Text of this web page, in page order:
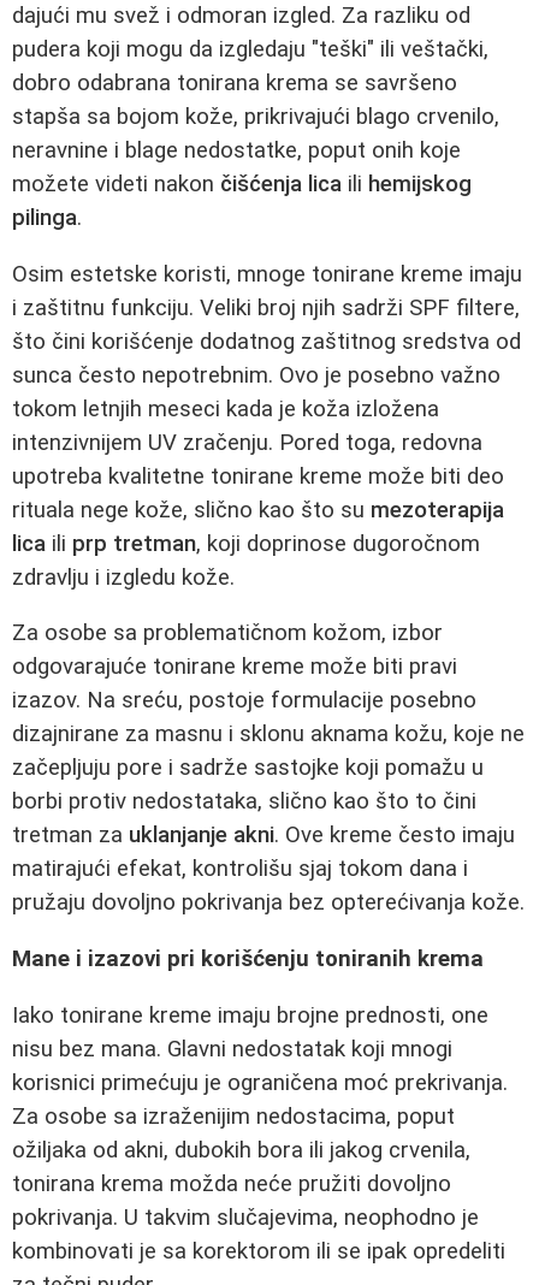
dajući mu svež i odmoran izgled. Za razliku od
pudera koji mogu da izgledaju "teški" ili veštački,
dobro odabrana tonirana krema se savršeno
stapša sa bojom kože, prikrivajući blago crvenilo,
neravnine i blage nedostatke, poput onih koje
možete videti nakon čišćenja lica ili hemijskog
pilinga.
Osim estetske koristi, mnoge tonirane kreme imaju
i zaštitnu funkciju. Veliki broj njih sadrži SPF filtere,
što čini korišćenje dodatnog zaštitnog sredstva od
sunca često nepotrebnim. Ovo je posebno važno
tokom letnjih meseci kada je koža izložena
intenzivnijem UV zračenju. Pored toga, redovna
upotreba kvalitetne tonirane kreme može biti deo
rituala nege kože, slično kao što su mezoterapija
lica ili prp tretman, koji doprinose dugoročnom
zdravlju i izgledu kože.
Za osobe sa problematičnom kožom, izbor
odgovarajuće tonirane kreme može biti pravi
izazov. Na sreću, postoje formulacije posebno
dizajnirane za masnu i sklonu aknama kožu, koje ne
začepljuju pore i sadrže sastojke koji pomažu u
borbi protiv nedostataka, slično kao što to čini
tretman za uklanjanje akni. Ove kreme često imaju
matirajući efekat, kontrolišu sjaj tokom dana i
pružaju dovoljno pokrivanja bez opterećivanja kože.
Mane i izazovi pri korišćenju toniranih krema
Iako tonirane kreme imaju brojne prednosti, one
nisu bez mana. Glavni nedostatak koji mnogi
korisnici primećuju je ograničena moć prekrivanja.
Za osobe sa izraženijim nedostacima, poput
ožiljaka od akni, dubokih bora ili jakog crvenila,
tonirana krema možda neće pružiti dovoljno
pokrivanja. U takvim slučajevima, neophodno je
kombinovati je sa korektorom ili se ipak opredeliti